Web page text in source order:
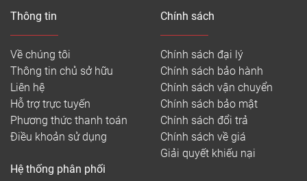
Thông tin
Về chúng tôi
Thông tin chủ sở hữu
Liên hệ
Hỗ trợ trực tuyến
Phương thức thanh toán
Điều khoản sử dụng
Chính sách
Chính sách đại lý
Chính sách bảo hành
Chính sách vận chuyển
Chính sách bảo mật
Chính sách đổi trả
Chính sách về giá
Giải quyết khiếu nại
Hệ thống phân phối